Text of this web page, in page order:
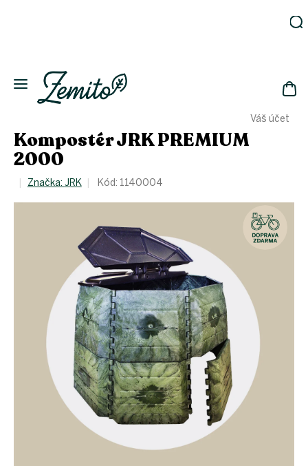
Váš účet
Eko
domácnost
Kosmetika
Eko
láhve
Akce
Zachraň
Kompostér JRK PREMIUM
2000
Značka: JRK Kód: 1140004